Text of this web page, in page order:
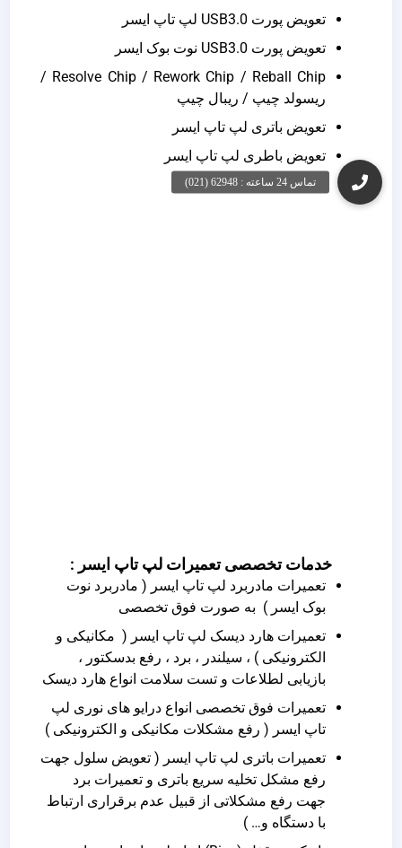
تعویض پورت USB3.0 لپ تاپ ایسر
تعویض پورت USB3.0 نوت بوک ایسر
Resolve Chip / Rework Chip / Reball Chip /
ریسولد چیپ / ریبال چیپ
تعویض باتری لپ تاپ ایسر
تعویض باطری لپ تاپ ایسر
خدمات تخصصی تعمیرات لپ تاپ ایسر :
تعمیرات مادربرد لپ تاپ ایسر ( مادربرد نوت
بوک ایسر ) به صورت فوق تخصصی
تعمیرات هارد دیسک لپ تاپ ایسر ( مکانیکی و
الکترونیکی ) ، سیلندر ، برد ، رفع بدسکتور ،
بازیابی لطلاعات و تست سلامت انواع هارد دیسک
تعمیرات فوق تخصصی انواع درایو های نوری لپ
تاپ ایسر ( رفع مشکلات مکانیکی و الکترونیکی )
تعمیرات باتری لپ تاپ ایسر ( تعویض سلول جهت
رفع مشکل تخلیه سریع باتری و تعمیرات برد
جهت رفع مشکلاتی از قبیل عدم برقراری ارتباط
با دستگاه و… )